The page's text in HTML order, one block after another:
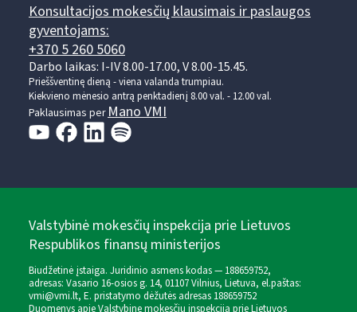
Konsultacijos mokesčių klausimais ir paslaugos
gyventojams:
+370 5 260 5060
Darbo laikas: I-IV 8.00-17.00, V 8.00-15.45.
Prieššventinę dieną - viena valanda trumpiau.
Kiekvieno mėnesio antrą penktadienį 8.00 val. - 12.00 val.
Paklausimas per Mano VMI
Valstybinė mokesčių inspekcija prie Lietuvos
Respublikos finansų ministerijos
Biudžetinė įstaiga. Juridinio asmens kodas — 188659752,
adresas: Vasario 16-osios g. 14, 01107 Vilnius, Lietuva, el.paštas:
vmi@vmi.lt, E. pristatymo dėžutės adresas 188659752
Duomenys apie Valstybinę mokesčių inspekciją prie Lietuvos